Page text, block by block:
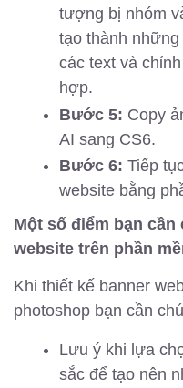
tượng bị nhóm
tạo thành
các text và
hợp.
Bước 5: Copy
AI sang CS6.
Bước 6: Tiếp
website bằng
Một số điểm bạn
website trên phần
Khi thiết kế banner
photoshop bạn cần
Lưu ý khi lựa
sắc để tạo nên